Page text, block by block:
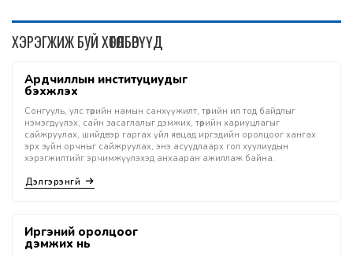
ХЭРЭГЖИЖ БУЙ ХӨТӨЛБӨРҮҮД
Ардчиллын институциудыг
бэхжүүлэх
Сонгууль, улс төрийн намын санхүүжилт, төрийн ил тод байдлыг
нэмэгдүүлэх, сайн засаглалыг дэмжих, төрийн хариуцлагыг
сайжруулах, шийдвэр гаргах үйл явцад иргэдийн оролцоог хангах
эрх зүйн орчныг сайжруулах, энэ асуудлаарх гол хуулиудын
хэрэгжилтийг эрчимжүүлэхэд анхааран ажиллаж байна.
Дэлгэрэнгүй
Иргэний оролцоог
дэмжих нь